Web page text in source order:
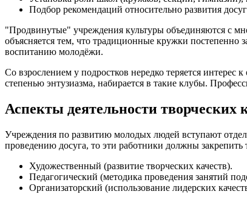
Подбор рекомендаций относительно развития
"Продвинутые" учреждения культуры объединяются с
объясняется тем, что традиционные кружки
воспитанию молодёжи.
Со взрослением у подростков нередко теряется
степенью энтузиазма, набирается в такие клубы.
Аспекты деятельности творческих
Учреждения по развитию молодых людей вступают
проведению досуга, то эти работники должны закрепить
Художественный (развитие творческих качеств).
Педагогический (методика проведения занятий
Организаторский (использование лидерских